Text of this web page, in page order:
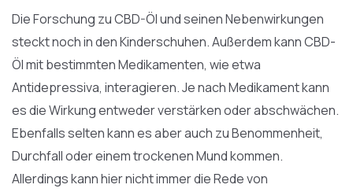
Die Forschung zu CBD-Öl und seinen Nebenwirkungen
steckt noch in den Kinderschuhen. Außerdem kann CBD-
Öl mit bestimmten Medikamenten, wie etwa
Antidepressiva, interagieren. Je nach Medikament kann
es die Wirkung entweder verstärken oder abschwächen.
Ebenfalls selten kann es aber auch zu Benommenheit,
Durchfall oder einem trockenen Mund kommen.
Allerdings kann hier nicht immer die Rede von